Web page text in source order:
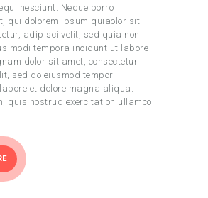
nesciunt. Neque porro
qui dolorem ipsum quiaolor sit
adipisci velit, sed quia non
modi tempora incidunt ut labore
dolor sit amet, consectetur
sed do eiusmod tempor
et dolore magna aliqua.
quis nostrud exercitation ullamco